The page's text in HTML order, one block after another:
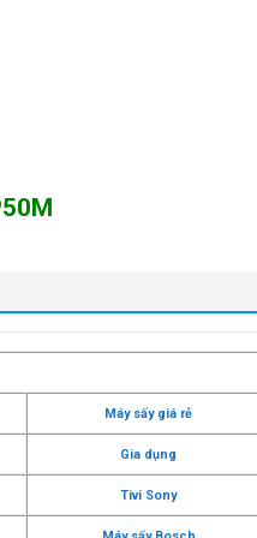
Máy sấy giá rẻ
Gia dụng
Tivi Sony